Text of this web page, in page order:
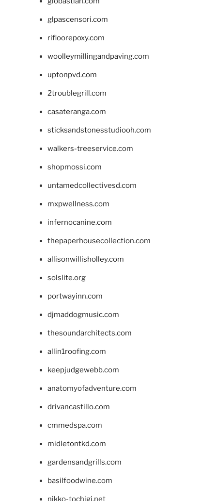
glpascensori.com
rifloorepoxy.com
woolleymillingandpaving.com
uptonpvd.com
2troublegrill.com
casateranga.com
sticksandstonesstudiooh.com
walkers-treeservice.com
shopmossi.com
untamedcollectivesd.com
mxpwellness.com
infernocanine.com
thepaperhousecollection.com
allisonwillisholley.com
solslite.org
portwayinn.com
djmaddogmusic.com
thesoundarchitects.com
allin1roofing.com
keepjudgewebb.com
anatomyofadventure.com
drivancastillo.com
cmmedspa.com
midletontkd.com
gardensandgrills.com
basilfoodwine.com
nikko-tochigi.net